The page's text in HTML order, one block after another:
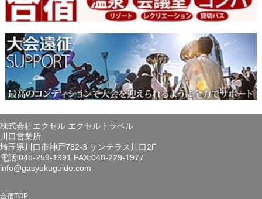
株式会社エクセル エクセルトラベル
川口営業所
埼玉県川口市神戸782-3 サンテラス川口2F
電話:048-259-1991 FAX:048-229-1977
info@gasyukuguide.com
合宿TOP